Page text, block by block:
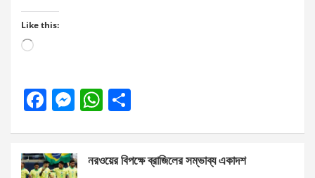
Like this:
Loading…
F
b
M
n
W
s
e
নরওয়ের বিপক্ষে ব্রাজিলের সম্ভাব্য একাদশ